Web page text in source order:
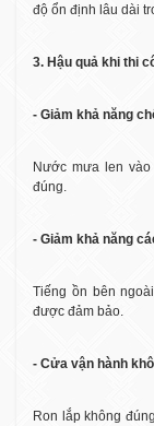
độ ổn định lâu dài
3. Hậu quả khi thi
- Giảm khả năng
Nước mưa len
đúng.
- Giảm khả năng
Tiếng ồn bên
được đảm bảo.
- Cửa vận hành
Ron lắp không